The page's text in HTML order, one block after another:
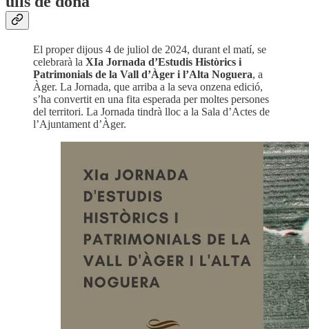
El proper dijous 4 de juliol de 2024, durant el matí, se
celebrarà la XIa Jornada d’Estudis Històrics i
Patrimonials de la Vall d’Àger i l’Alta Noguera, a
Àger. La Jornada, que arriba a la seva onzena edició,
s’ha convertit en una fita esperada per moltes persones
del territori. La Jornada tindrà lloc a la Sala d’Actes de
l’Ajuntament d’Àger.